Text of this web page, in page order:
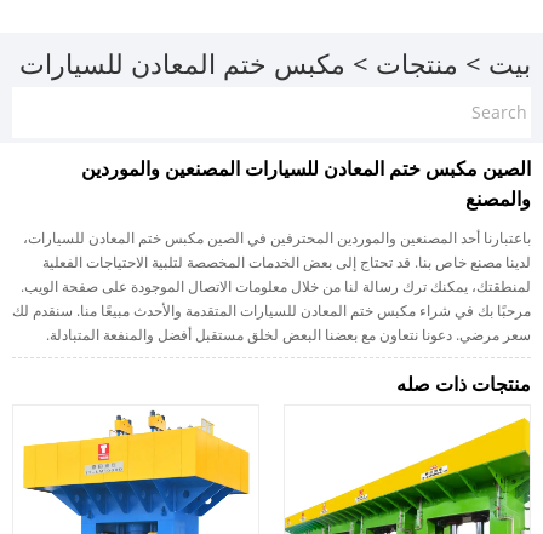
بيت > منتجات > مكبس ختم المعادن للسيارات
الصين مكبس ختم المعادن للسيارات المصنعين والموردين
والمصنع
باعتبارنا أحد المصنعين والموردين المحترفين في الصين مكبس ختم المعادن للسيارات،
لدينا مصنع خاص بنا. قد تحتاج إلى بعض الخدمات المخصصة لتلبية الاحتياجات الفعلية
لمنطقتك، يمكنك ترك رسالة لنا من خلال معلومات الاتصال الموجودة على صفحة الويب.
مرحبًا بك في شراء مكبس ختم المعادن للسيارات المتقدمة والأحدث مبيعًا منا. سنقدم لك
سعر مرضي. دعونا نتعاون مع بعضنا البعض لخلق مستقبل أفضل والمنفعة المتبادلة.
منتجات ذات صله